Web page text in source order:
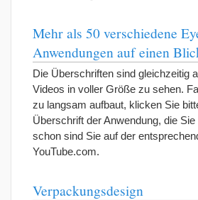
Mehr als 50 verschiedene
Anwendungen auf einen
Die Überschriften sind gleichzeitig
Videos in voller Größe zu sehen.
zu langsam aufbaut, klicken Sie
Überschrift der Anwendung, die
schon sind Sie auf der
YouTube.com.
Verpackungsdesign